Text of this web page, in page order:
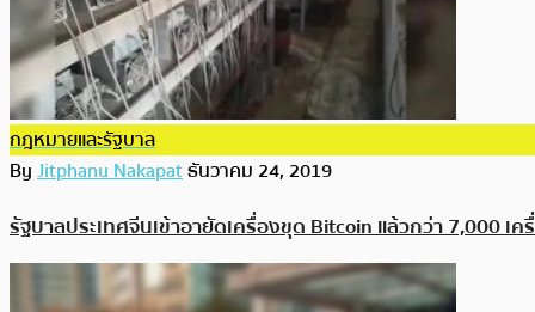
กฎหมายและรัฐบาล
ByJitphanu Nakapatธันวาคม 24, 2019
รัฐบาลประเทศจีนเข้าอายัดเครื่องขุด Bitcoin แล้วกว่า 7,000 เค